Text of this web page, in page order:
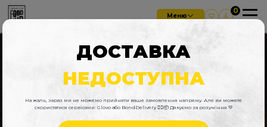
ДОСТАВКА
НЕДОСТУПНА
На жаль, зараз ми не можемо прийняти ваше замовлення напряму. Але ви можете
скористатися сервісами: Glovo або BondDelivery 🚴‍♂️📦 Дякуємо за розуміння 💛
Меню